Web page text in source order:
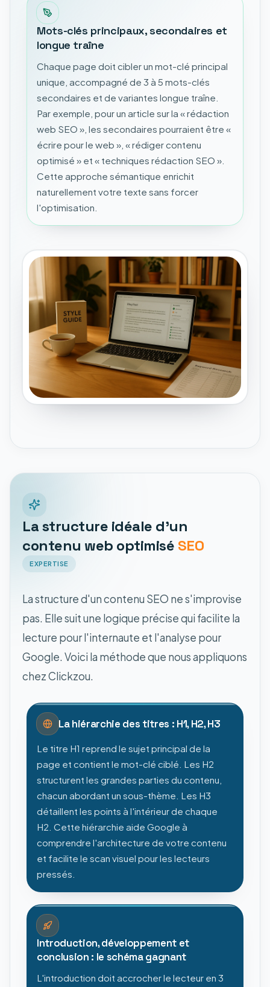
Mots-clés principaux, secondaires et
longue traîne
Chaque page doit cibler un mot-clé principal
unique, accompagné de 3 à 5 mots-clés
secondaires et de variantes longue traîne.
Par exemple, pour un article sur la « rédaction
web SEO », les secondaires pourraient être «
écrire pour le web », « rédiger contenu
optimisé » et « techniques rédaction SEO ».
Cette approche sémantique enrichit
naturellement votre texte sans forcer
l'optimisation.
La structure idéale d'un
contenu web optimisé SEO
EXPERTISE
La structure d'un contenu SEO ne s'improvise
pas. Elle suit une logique précise qui facilite la
lecture pour l'internaute et l'analyse pour
Google. Voici la méthode que nous appliquons
chez Clickzou.
La hiérarchie des titres : H1, H2, H3
Le titre H1 reprend le sujet principal de la
page et contient le mot-clé ciblé. Les H2
structurent les grandes parties du contenu,
chacun abordant un sous-thème. Les H3
détaillent les points à l'intérieur de chaque
H2. Cette hiérarchie aide Google à
comprendre l'architecture de votre contenu
et facilite le scan visuel pour les lecteurs
pressés.
Introduction, développement et
conclusion : le schéma gagnant
L'introduction doit accrocher le lecteur en 3